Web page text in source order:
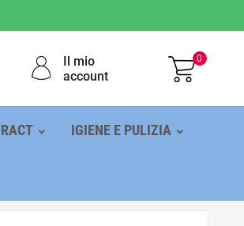
Il mio
account
0
IGIENE E PULIZIA